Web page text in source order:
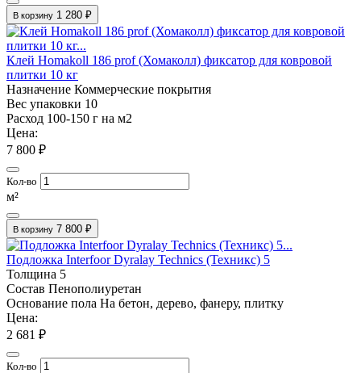
В корзину 1 280 ₽
Клей Homakoll 186 prof (Хомаколл) фиксатор для ковровой
плитки 10 кг
Назначение Коммерческие покрытия
Вес упаковки 10
Расход 100-150 г на м2
Цена:
7 800 ₽
Кол-во
м²
В корзину 7 800 ₽
Подложка Interfoor Dyralay Technics (Техникс) 5
Толщина 5
Состав Пенополиуретан
Основание пола На бетон, дерево, фанеру, плитку
Цена:
2 681 ₽
Кол-во